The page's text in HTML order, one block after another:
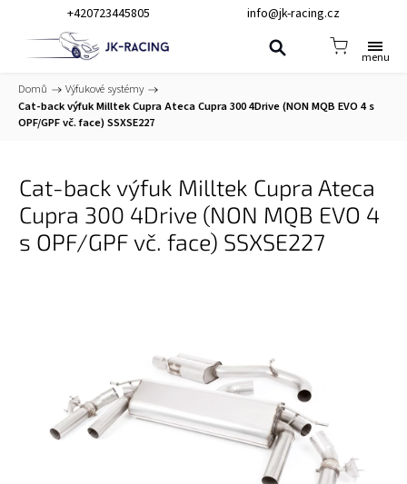
+420723445805 info@jk-racing.cz
Domů / Výfukové systémy /
Cat-back výfuk Milltek Cupra Ateca Cupra 300 4Drive (NON MQB EVO 4 s
OPF/GPF vč. face) SSXSE227
Cat-back výfuk Milltek Cupra Ateca
Cupra 300 4Drive (NON MQB EVO 4
s OPF/GPF vč. face) SSXSE227